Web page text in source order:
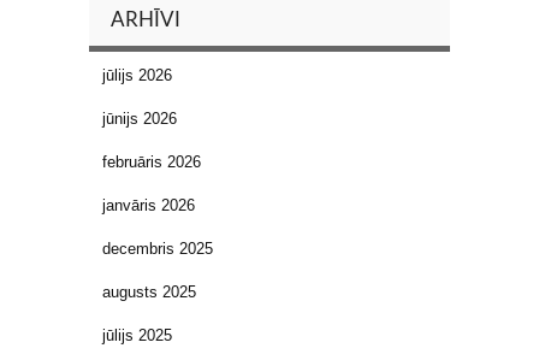
ARHĪVI
jūlijs 2026
jūnijs 2026
februāris 2026
janvāris 2026
decembris 2025
augusts 2025
jūlijs 2025